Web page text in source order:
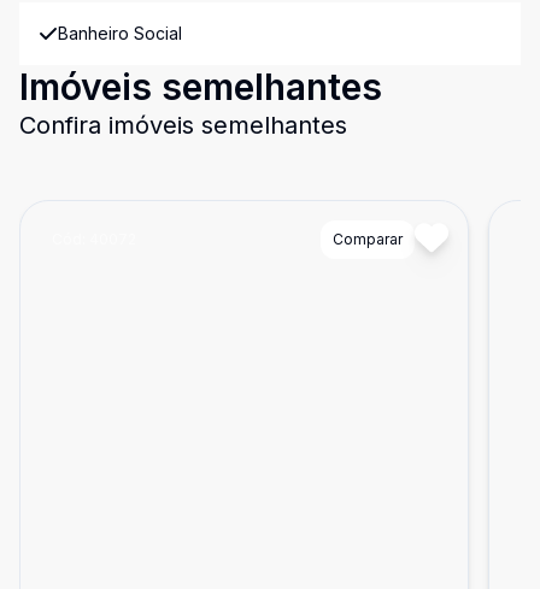
Banheiro Social
Imóveis semelhantes
Confira imóveis semelhantes
Comparar